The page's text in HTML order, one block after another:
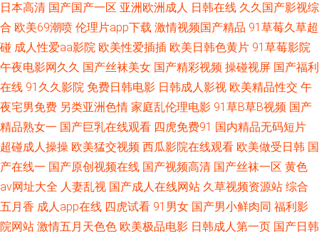
综合伊然 五月激情不卡一区 日韩在线成人资源 欧美久久视频 国产91三级福
利 国产区精品 国产中文11 色影音先锋五月天 国产亚洲欧美日朝成人 91黄色
连接 91大香蕉在线99 中文日韩在线播放 91C在线观看视频 韩美一级片视频
91蜜芽久久 91在线五月天 91美脚视频网站 亚洲欧洲综合日韩精品 91国产
精品在线看 91prontv 亚洲国产成人综合 影音先锋最新av在线 先锋Aⅴ色网 日
品综久久 豆花吃瓜成人 传媒福利导航 成人AVcom 91香蕉黄 91秒拍网 91免
日本高清 国产国产一区 亚洲欧洲成人 日韩在线 久久国产影视综
合 欧美69潮喷 伦理片app下载 激情视频国产精品 91草莓久草超
碰 成人性爱aa影院 欧美性爱插插 欧美日韩色黄片 91草莓影院
午夜电影网久久 国产丝袜美女 国产精彩视频 操碰视屏 国产福利
在线 91久久影院 免费日韩电影 日韩成人影视 欧美精品性交 午
夜宅男免费 另类亚洲色情 家庭乱伦理电影 91草B草B视频 国产
精品熟女一 国产巨乳在线观看 四虎免费91 国内精品无码短片
超碰成人操操 欧美猛交视频 西瓜影院在线观看 欧美做受日韩 国
产在线一 国产原创视频在线 国产视频高清 国产丝袜一区 黄色
av网址大全 人妻乱视 国产成人在线网站 久草视频资源站 综合
五月香 成人app在线 四虎试看 91男女 国产男小鲜肉同 福利影
院网站 激情五月天色色 欧美极品电影 日韩成人第一页 国产日韩